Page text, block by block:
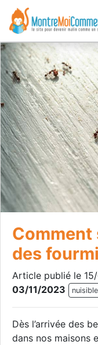
Comment
des
Article publié le
03/11/2023
Dès l’arrivée des
dans nos maisons